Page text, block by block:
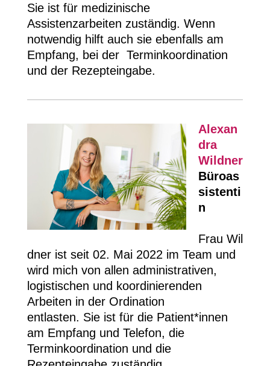
Sie ist für medizinische
Assistenzarbeiten zuständig. Wenn
notwendig hilft auch sie ebenfalls am
Empfang, bei der Terminkoordination
und der Rezepteingabe.
Alexan
dra
Wildner
Büroas
sistenti
n
Frau Wil
dner ist seit 02. Mai 2022 im Team und
wird mich von allen administrativen,
logistischen und koordinierenden
Arbeiten in der Ordination
entlasten. Sie ist für die Patient*innen
am Empfang und Telefon, die
Terminkoordination und die